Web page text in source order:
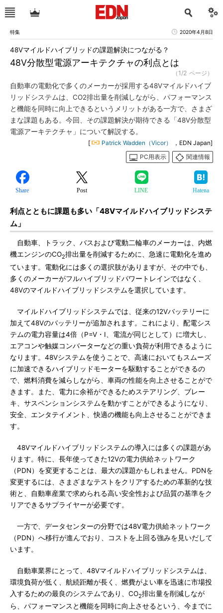
特集 2020年4月8日
48V分散型電源アーキテクチャの利点とは
48Vマイルドハイブリッドの課題解決につながる？
（1/2 ページ）
自動車の電動化で多くのメーカーが採用する48Vマイルドハイブ
リッドシステムは、CO2排出量を削減しながら、パフォーマンス
と機能を同時に向上できるというメリットがある一方で、さまざ
まな課題もある。今回、その課題解決が期待できる「48V分散型
電源アーキテクチャ」について解説する。
[ Patrick Wadden（Vicor）
，EDN Japan]
PC用表示
関連情報
Share Post LINE Hatena
利点とともに課題も多い「48Vマイルドハイブリッドシステ
ム」
自動車、トラック、バスおよび電動二輪車のメーカーは、内燃
機エンジンのCO2排出量を削減するために、急速に電動化を進め
ています。電動化には多くの選択肢がありますが、その中でも、
多くのメーカーがフルハイブリッドパワートレインではなく、
48Vのマイルドハイブリッドシステムを選択しています。
マイルドハイブリッドシステムでは、従来の12Vバッテリーに
加えて48Vのバッテリーが追加されます。これにより、配電シス
テムの電力容量は4倍（P=V・I、電流が同じとして）に増大し、
エアコンや触媒コンバーターなどの重い負荷が利用できるように
なります。48Vシステムを使うことで、高速においてもスムーズ
に加速できるハイブリッドモーターを駆動することができるの
で、燃料消費を減らしながら、車両の性能を向上させることがで
きます。また、電力に余裕ができるためステアリング、ブレー
キ、サスペンションシステムを動かすことができるようになり、
安全、エンタテイメント、快適の機能も向上させることができま
す。
48Vマイルドハイブリッドシステムの導入には多くの課題があ
ります。特に、長年使ってきた12Vの電力供給ネットワーク
（PDN）を変更することは、最大の課題かもしれません。PDNを
変更するには、さまざまなテストをクリアするための革新的な技
術と、自動車産業で求められる高い安全性および品質の基準をク
リアできるサプライヤーが必要です。
一方で、データセンターの分野では48V電力供給ネットワーク
（PDN）へ移行が進んでおり、コストを上回る強みを見いだして
います。
自動車業界にとって、48Vマイルドハイブリッドシステムは、
環境負荷が低く、航続距離が長く、燃費がよい車を迅速に市場投
入するための最良のシステムであり、CO2排出量を削減しなが
ら、パフォーマンスと機能を同時に向上させるという、今までに